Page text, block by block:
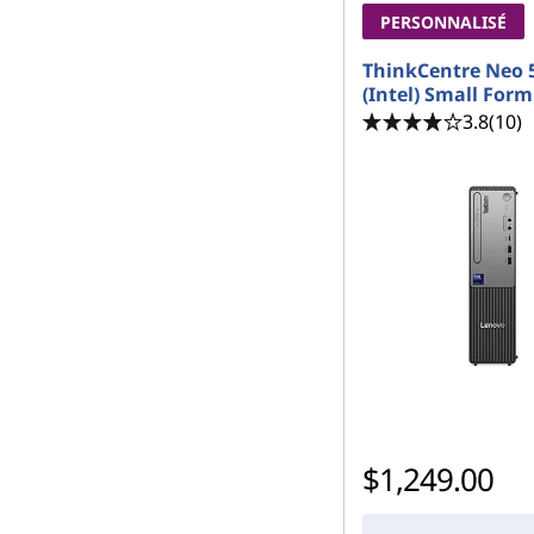
PERSONNALISÉ
ThinkCentre Neo
(Intel) Small
3.8(10)
$1,249.00